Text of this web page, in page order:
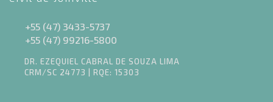
+55 (47) 3433-5737
+55 (47) 99216-5800
DR. EZEQUIEL CABRAL DE SOUZA LIMA
CRM/SC 24773 | RQE: 15303